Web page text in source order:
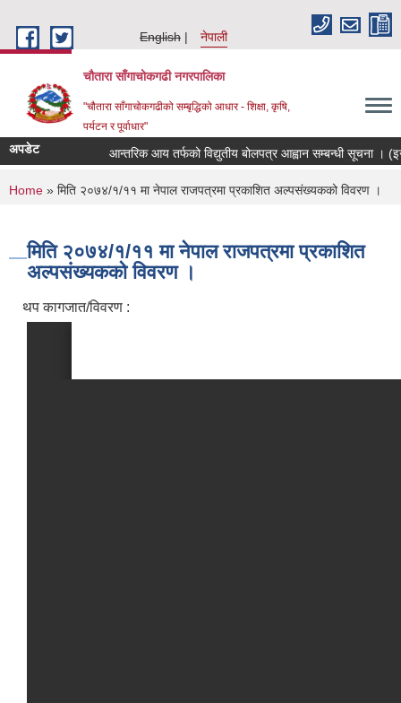
English
नेपाली
चौतारा साँगाचोकगढी नगरपालिका
"चौतारा साँगाचोकगढीको सम्बृद्धिको आधार - शिक्षा, कृषि,
पर्यटन र पूर्वाधार"
अपडेट आन्तरिक आय तर्फको विद्युतीय बोलपत्र आह्वान सम्बन्धी सूचना ।
You are here
Home » मिति २०७४/१/११ मा नेपाल राजपत्रमा प्रकाशित अल्पसंख्यकको विवरण ।
मिति २०७४/१/११ मा नेपाल राजपत्रमा प्रकाशित
अल्पसंख्यकको विवरण ।
थप कागजात/विवरण :